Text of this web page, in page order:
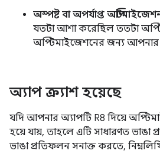
অস্পষ্ট বা অপর্যাপ্ত
যতটা আশা করেছিল ততটা
অপ্টিমাইজেশনের জন্য আপনার
অ্যাপ ক্র্যাশ হয়েছে
যদি আপনার অ্যাপটি R8 দিয়ে
হয়ে যায়, তাহলে এটি সাধারণত ভাঙা
ভাঙা প্রতিফলন সনাক্ত করতে,